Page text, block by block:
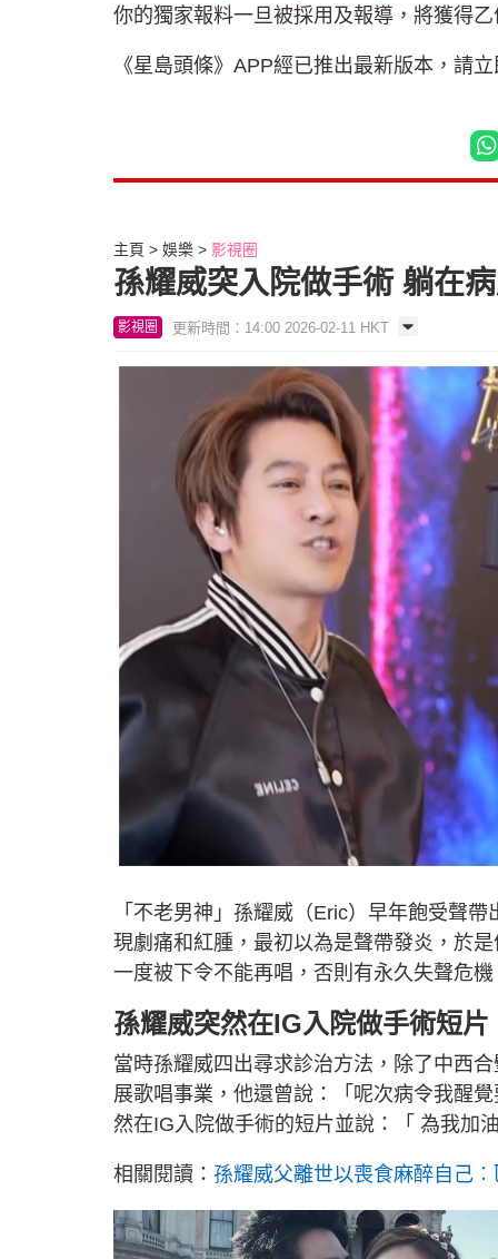
你的獨家報料一旦被採用及報導，將獲得
《星島頭條》APP經已推出最新版本，請
主頁 娛樂 影視圈
孫耀威突入院做手術 躺在
影視圈 更新時間：14:00 2026-02-11 HKT
「不老男神」孫耀威（Eric）早年飽受聲
現劇痛和紅腫，最初以為是聲帶發炎，於
一度被下令不能再唱，否則有永久失聲危
孫耀威突然在IG入院做手術短片
當時孫耀威四出尋求診治方法，除了中西
展歌唱事業，他還曾說：「呢次病令我醒
然在IG入院做手術的短片並說：「 為我加
相關閱讀： 孫耀威父離世以喪食麻醉自己